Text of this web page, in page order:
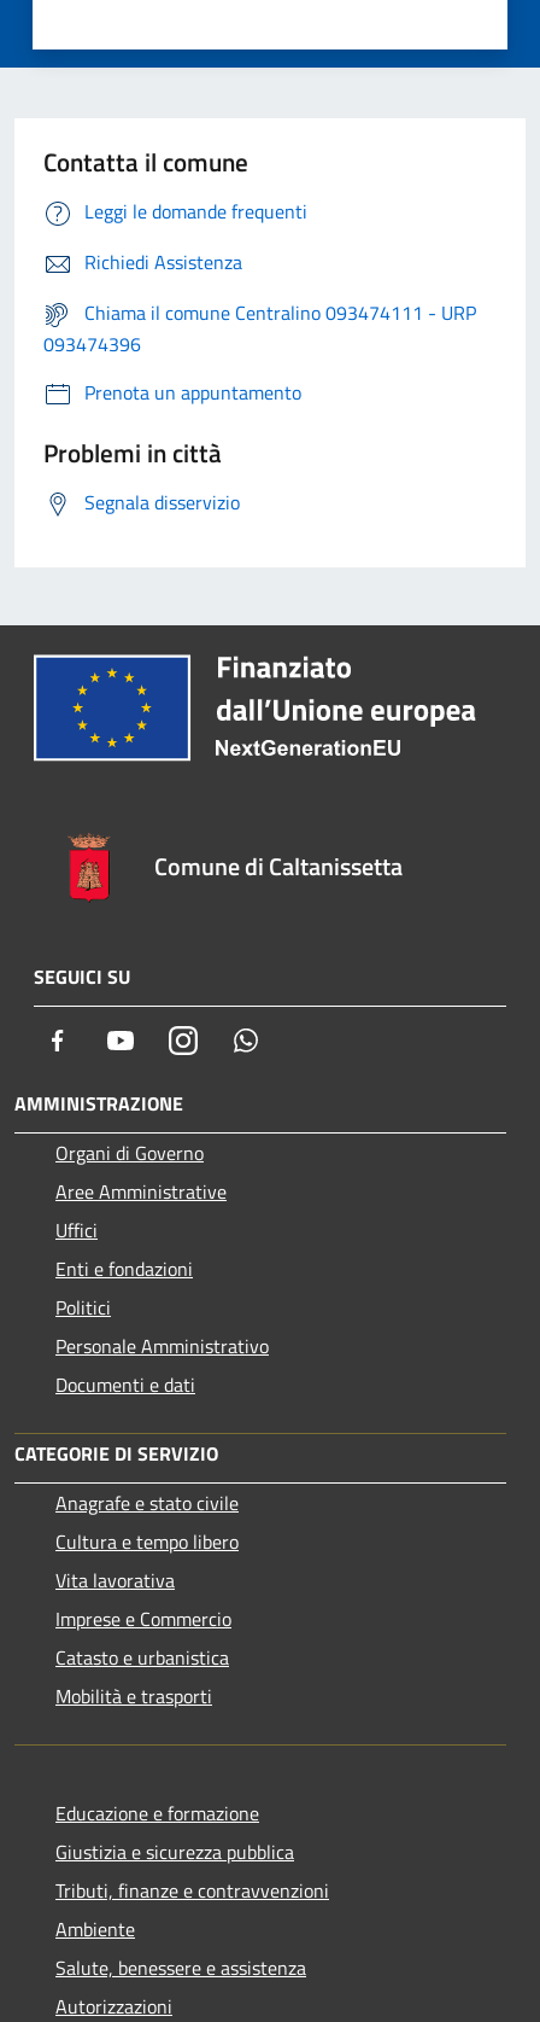
Contatta il comune
Leggi le domande frequenti
Richiedi Assistenza
Chiama il comune Centralino 093474111 - URP
093474396
Prenota un appuntamento
Problemi in città
Segnala disservizio
Comune di Caltanissetta
SEGUICI SU
Facebook YoutubeInstagram
AMMINISTRAZIONE
Organi di Governo
Aree Amministrative
Uffici
Enti e fondazioni
Politici
Personale Amministrativo
Documenti e dati
CATEGORIE DI SERVIZIO
Anagrafe e stato civile
Cultura e tempo libero
Vita lavorativa
Imprese e Commercio
Catasto e urbanistica
Mobilità e trasporti
Educazione e formazione
Giustizia e sicurezza pubblica
Tributi, finanze e contravvenzioni
Ambiente
Salute, benessere e assistenza
Autorizzazioni